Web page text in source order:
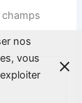
champs
nos
vous